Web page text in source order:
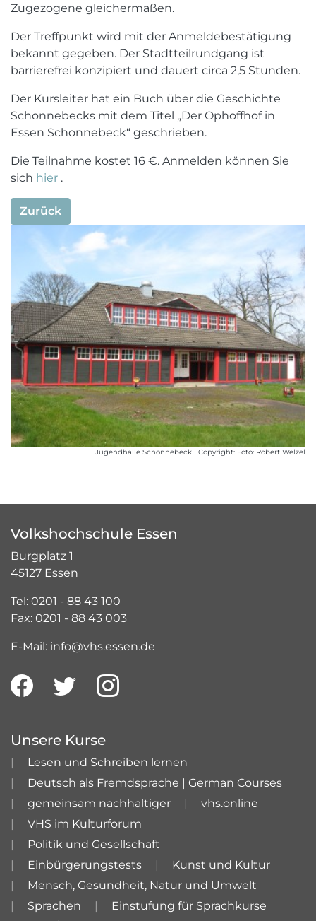
Zugezogene gleichermaßen.
Der Treffpunkt wird mit der Anmeldebestätigung
bekannt gegeben. Der Stadtteilrundgang ist
barrierefrei konzipiert und dauert circa 2,5 Stunden.
Der Kursleiter hat ein Buch über die Geschichte
Schonnebecks mit dem Titel „Der Ophoffhof in
Essen Schonnebeck“ geschrieben.
Die Teilnahme kostet 16 €. Anmelden können Sie
sich hier .
Zurück
Jugendhalle Schonnebeck | Copyright: Foto: Robert Welzel
Volkshochschule Essen
Burgplatz 1
45127 Essen
Tel: 0201 - 88 43 100
Fax: 0201 - 88 43 003
E-Mail: info@vhs.essen.de
Unsere Kurse
Lesen und Schreiben lernen
Deutsch als Fremdsprache | German Courses
gemeinsam nachhaltiger
vhs.online
VHS im Kulturforum
Politik und Gesellschaft
Einbürgerungstests
Kunst und Kultur
Mensch, Gesundheit, Natur und Umwelt
Sprachen
Einstufung für Sprachkurse